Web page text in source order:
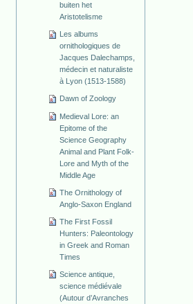
buiten het
Aristotelisme
Les albums
ornithologiques de
Jacques Dalechamps,
médecin et naturaliste
à Lyon (1513-1588)
Dawn of Zoology
Medieval Lore: an
Epitome of the
Science Geography
Animal and Plant Folk-
Lore and Myth of the
Middle Age
The Ornithology of
Anglo-Saxon England
The First Fossil
Hunters: Paleontology
in Greek and Roman
Times
Science antique,
science médiévale
(Autour d’Avranches